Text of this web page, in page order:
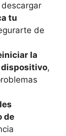
tu
de
la
dispositivo,
de